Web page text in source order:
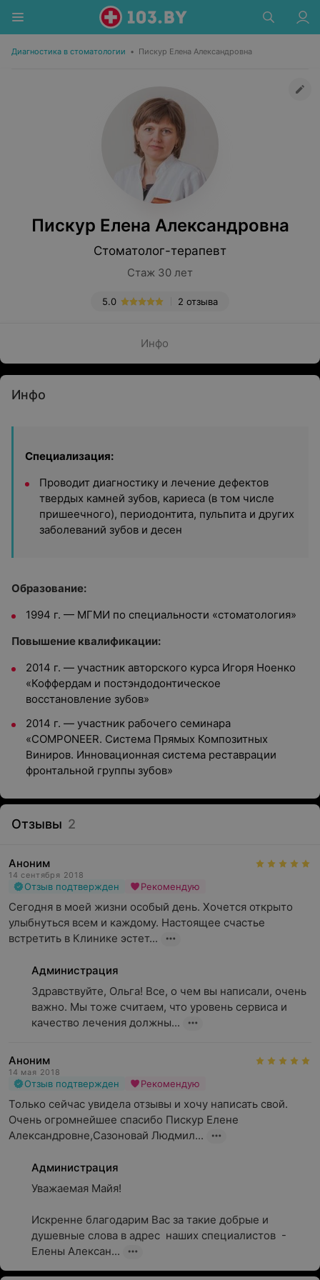
Диагностика в стоматологии • Пискур Елена Александровна
Пискур Елена Александровна
Стоматолог-терапевт
Стаж 30 лет
2 отзыва
5.0
Инфо
Инфо
Специализация:
Проводит диагностику и лечение дефектов
твердых камней зубов, кариеса (в том числе
пришеечного), периодонтита, пульпита и других
заболеваний зубов и десен
Образование:
1994 г. — МГМИ по специальности «cтоматология»
Повышение квалификации:
2014 г. — участник авторского курса Игоря Ноенко
«Коффердам и постэндодонтическое
восстановление зубов»
2014 г. — участник рабочего семинара
«COMPONEER. Система Прямых Композитных
Виниров. Инновационная система реставрации
фронтальной группы зубов»
Отзывы 2
Аноним
14 сентября 2018
Отзыв подтвержден Рекомендую
Сегодня в моей жизни особый день. Хочется открыто
улыбнуться всем и каждому. Настоящее счастье
встретить в Клинике эстет...
Администрация
Здравствуйте, Ольга! Все, о чем вы написали, очень
важно. Мы тоже считаем, что уровень сервиса и
качество лечения должны...
Аноним
14 мая 2018
Отзыв подтвержден Рекомендую
Только сейчас увидела отзывы и хочу написать свой.
Очень огромнейшее спасибо Пискур Елене
Александровне,Сазоновай Людмил...
Администрация
Уважаемая Майя!
Искренне благодарим Вас за такие добрые и
душевные слова в адрес  наших специалистов  -
Елены Алексан...